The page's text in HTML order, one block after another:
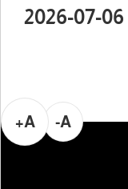
A-
A+